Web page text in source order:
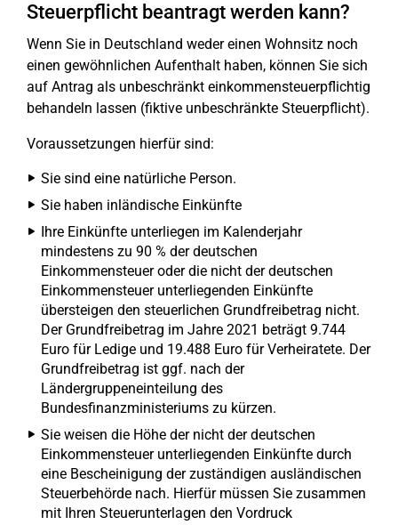
Steuerpflicht beantragt werden kann?
Wenn Sie in Deutschland weder einen Wohnsitz noch
einen gewöhnlichen Aufenthalt haben, können Sie sich
auf Antrag als unbeschränkt einkommensteuerpflichtig
behandeln lassen (fiktive unbeschränkte Steuerpflicht).
Voraussetzungen hierfür sind:
Sie sind eine natürliche Person.
Sie haben inländische Einkünfte
Ihre Einkünfte unterliegen im Kalenderjahr
mindestens zu 90 % der deutschen
Einkommensteuer oder die nicht der deutschen
Einkommensteuer unterliegenden Einkünfte
übersteigen den steuerlichen Grundfreibetrag nicht.
Der Grundfreibetrag im Jahre 2021 beträgt 9.744
Euro für Ledige und 19.488 Euro für Verheiratete. Der
Grundfreibetrag ist ggf. nach der
Ländergruppeneinteilung des
Bundesfinanzministeriums zu kürzen.
Sie weisen die Höhe der nicht der deutschen
Einkommensteuer unterliegenden Einkünfte durch
eine Bescheinigung der zuständigen ausländischen
Steuerbehörde nach. Hierfür müssen Sie zusammen
mit Ihren Steuerunterlagen den Vordruck